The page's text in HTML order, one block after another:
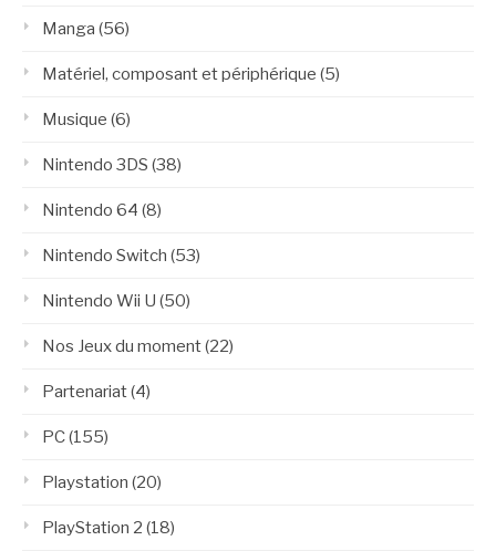
Manga (56)
Matériel, composant et périphérique (5)
Musique (6)
Nintendo 3DS (38)
Nintendo 64 (8)
Nintendo Switch (53)
Nintendo Wii U (50)
Nos Jeux du moment(22)
Partenariat(4)
PC(155)
Playstation (20)
PlayStation 2 (18)